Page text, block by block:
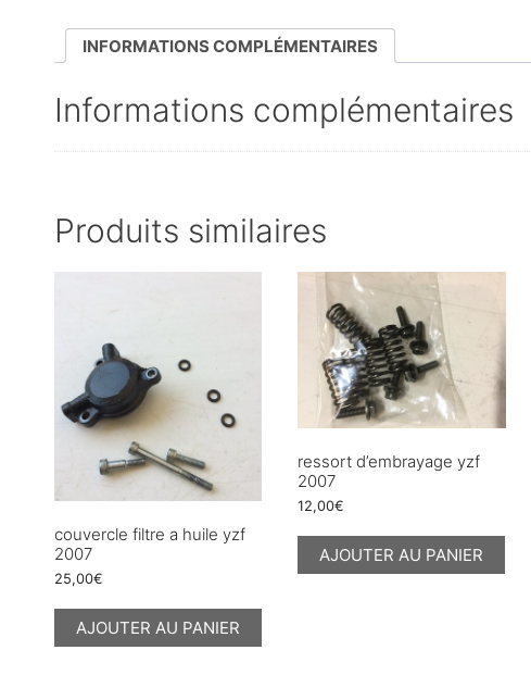
INFORMATIONS COMPLÉMENTAIRES
Informations complémentaires
Produits similaires
couvercle filtre a huile yzf
2007
25,00€
AJOUTER AU PANIER
ressort d’embrayage yzf
2007
12,00€
AJOUTER AU PANIER